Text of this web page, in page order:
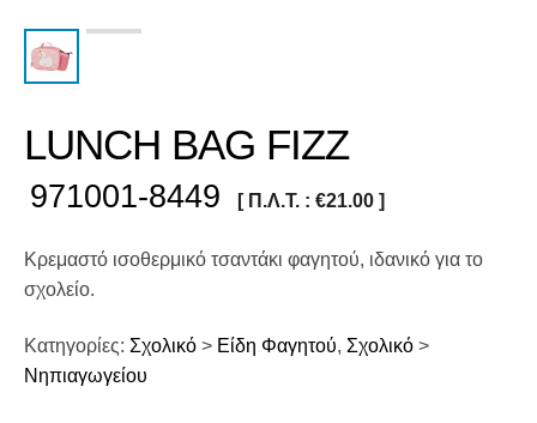
LUNCH BAG FIZZ
971001-8449 [ Π.Λ.Τ. : €21.00 ]
Κρεμαστό ισοθερμικό τσαντάκι φαγητού, ιδανικό για το
σχολείο.
Κατηγορίες: Σχολικό > Είδη Φαγητού, Σχολικό >
Νηπιαγωγείου